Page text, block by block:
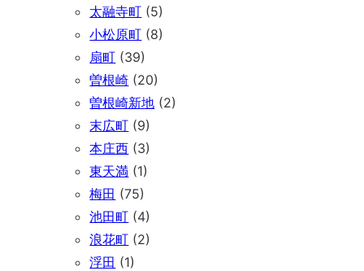
太融寺町 (5)
小松原町 (8)
扇町 (39)
曽根崎 (20)
曽根崎新地 (2)
末広町 (9)
本庄西 (3)
東天満 (1)
梅田 (75)
池田町 (4)
浪花町 (2)
浮田 (1)